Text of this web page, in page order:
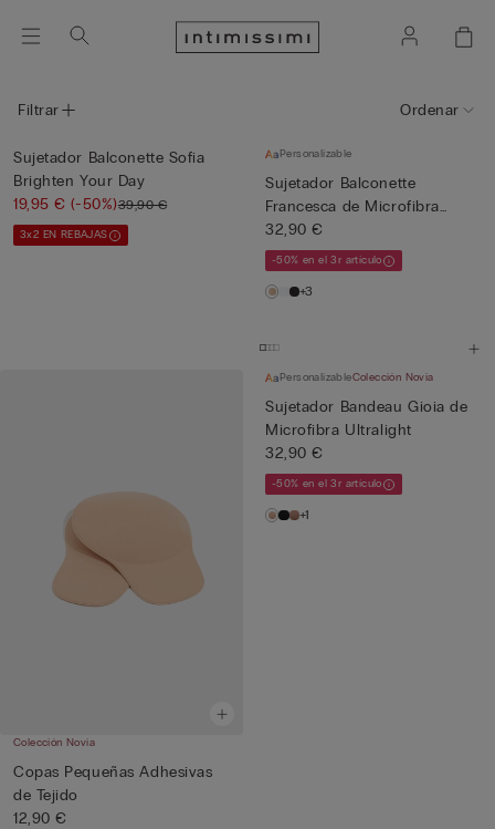
Filtrar Ordenar
Sujetador Balconette Sofia
Brighten Your Day
19,95 €(-50%)39,90 €
3x2 EN REBAJAS
Personalizable
Sujetador Balconette
Francesca de Microfibra
Ultra...
32,90 €
-50% en el 3r artículo
+3
Colección Novia
Copas Pequeñas Adhesivas
de Tejido
12,90 €
PersonalizableColección Novia
Sujetador Bandeau Gioia de
Microfibra Ultralight
32,90 €
-50% en el 3r artículo
+1